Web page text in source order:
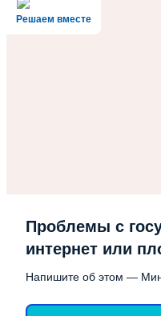
Решаем вместе
Проблемы с
интернет или
Напишите об этом —